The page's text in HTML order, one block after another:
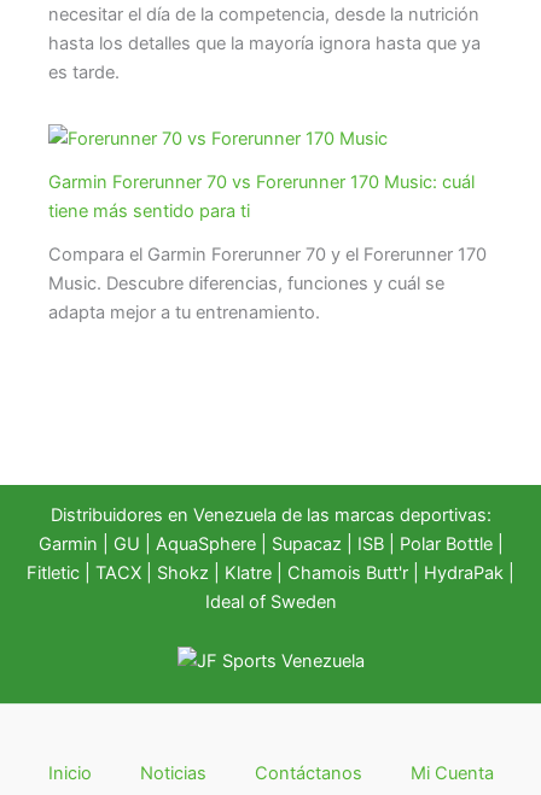
necesitar el día de la competencia, desde la nutrición
hasta los detalles que la mayoría ignora hasta que ya
es tarde.
Garmin Forerunner 70 vs Forerunner 170 Music: cuál
tiene más sentido para ti
Compara el Garmin Forerunner 70 y el Forerunner 170
Music. Descubre diferencias, funciones y cuál se
adapta mejor a tu entrenamiento.
Distribuidores en Venezuela de las marcas deportivas:
Garmin
GU AquaSphere| Supacaz | ISB | Polar Bottle|
Fitletic
TACX Shokz Klatre Chamois Butt'r HydraPak
Ideal of Sweden
Inicio Noticias Contáctanos
Mi Cuenta